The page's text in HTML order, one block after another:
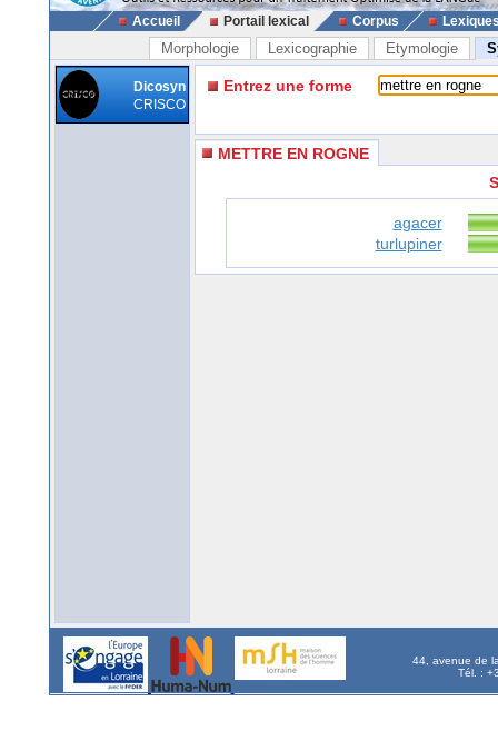
Accueil Portail lexical Corpus
Morphologie Lexicographie Etymologie
Dicosyn
CRISCO
Entrez une forme
METTRE EN ROGNE
agacer
turlupiner
44, avenue de
Tél. :